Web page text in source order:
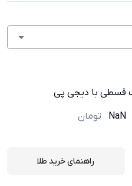
قسطی با دیجی پی
NaN تومان
راهنمای خرید طلا